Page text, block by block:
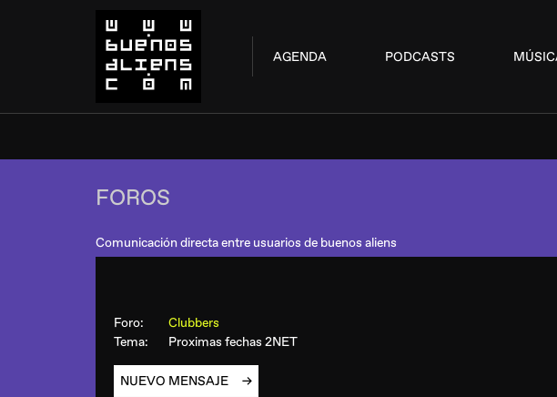
AGENDA PODCASTS
FOROS
Comunicación directa entre usuarios de buenos aliens
Foro:
Clubbers
Tema:
Proximas fechas 2NET
NUEVO MENSAJE